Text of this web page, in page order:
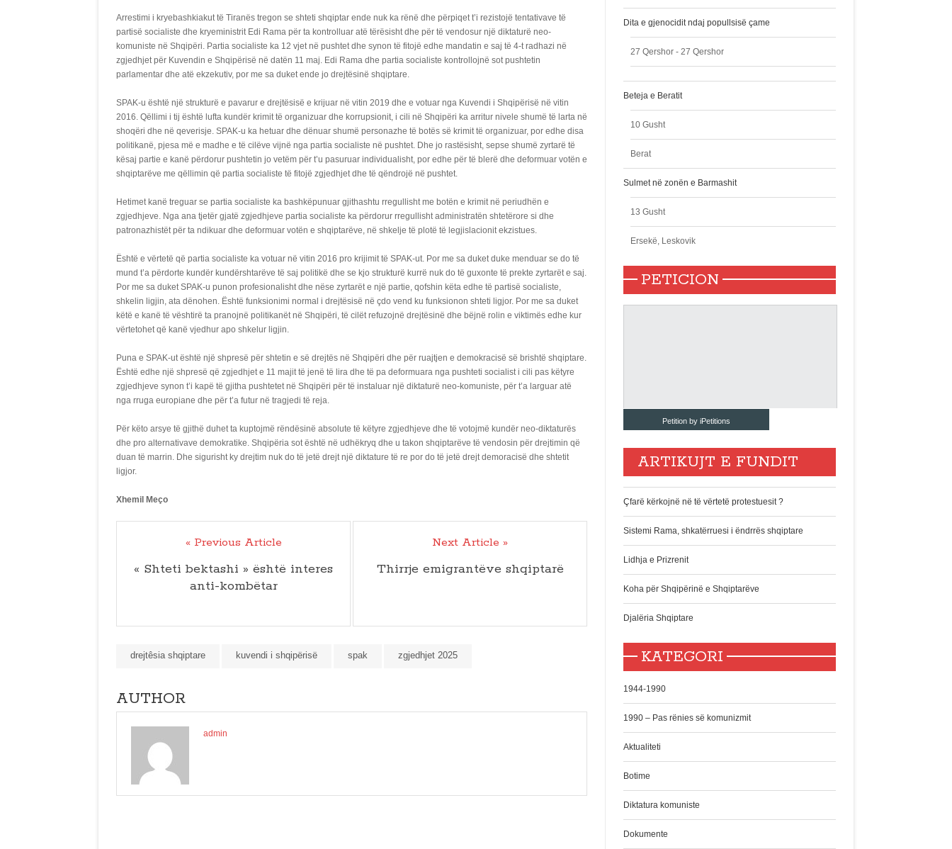
Arrestimi i kryebashkiakut të Tiranës tregon se shteti shqiptar ende nuk ka rënë dhe përpiqet t’i rezistojë tentativave të
partisë socialiste dhe kryeministrit Edi Rama për ta kontrolluar atë tërësisht dhe për të vendosur një diktaturë neo-
komuniste në Shqipëri. Partia socialiste ka 12 vjet në pushtet dhe synon të fitojë edhe mandatin e saj të 4-t radhazi në
zgjedhjet për Kuvendin e Shqipërisë në datën 11 maj. Edi Rama dhe partia socialiste kontrollojnë sot pushtetin
parlamentar dhe atë ekzekutiv, por me sa duket ende jo drejtësinë shqiptare.
SPAK-u është një strukturë e pavarur e drejtësisë e krijuar në vitin 2019 dhe e votuar nga Kuvendi i Shqipërisë në vitin
2016. Qëllimi i tij është lufta kundër krimit të organizuar dhe korrupsionit, i cili në Shqipëri ka arritur nivele shumë të larta në
shoqëri dhe në qeverisje. SPAK-u ka hetuar dhe dënuar shumë personazhe të botës së krimit të organizuar, por edhe disa
politikanë, pjesa më e madhe e të cilëve vijnë nga partia socialiste në pushtet. Dhe jo rastësisht, sepse shumë zyrtarë të
kësaj partie e kanë përdorur pushtetin jo vetëm për t’u pasuruar individualisht, por edhe për të blerë dhe deformuar votën e
shqiptarëve me qëllimin që partia socialiste të fitojë zgjedhjet dhe të qëndrojë në pushtet.
Hetimet kanë treguar se partia socialiste ka bashkëpunuar gjithashtu rregullisht me botën e krimit në periudhën e
zgjedhjeve. Nga ana tjetër gjatë zgjedhjeve partia socialiste ka përdorur rregullisht administratën shtetërore si dhe
patronazhistët për ta ndikuar dhe deformuar votën e shqiptarëve, në shkelje të plotë të legjislacionit ekzistues.
Është e vërtetë që partia socialiste ka votuar në vitin 2016 pro krijimit të SPAK-ut. Por me sa duket duke menduar se do të
mund t’a përdorte kundër kundërshtarëve të saj politikë dhe se kjo strukturë kurrë nuk do të guxonte të prekte zyrtarët e saj.
Por me sa duket SPAK-u punon profesionalisht dhe nëse zyrtarët e një partie, qofshin këta edhe të partisë socialiste,
shkelin ligjin, ata dënohen. Është funksionimi normal i drejtësisë në çdo vend ku funksionon shteti ligjor. Por me sa duket
këtë e kanë të vështirë ta pranojnë politikanët në Shqipëri, të cilët refuzojnë drejtësinë dhe bëjnë rolin e viktimës edhe kur
vërtetohet që kanë vjedhur apo shkelur ligjin.
Puna e SPAK-ut është një shpresë për shtetin e së drejtës në Shqipëri dhe për ruajtjen e demokracisë së brishtë shqiptare.
Është edhe një shpresë që zgjedhjet e 11 majit të jenë të lira dhe të pa deformuara nga pushteti socialist i cili pas këtyre
zgjedhjeve synon t’i kapë të gjitha pushtetet në Shqipëri për të instaluar një diktaturë neo-komuniste, për t’a larguar atë
nga rruga europiane dhe për t’a futur në tragjedi të reja.
Për këto arsye të gjithë duhet ta kuptojmë rëndësinë absolute të këtyre zgjedhjeve dhe të votojmë kundër neo-diktaturës
dhe pro alternativave demokratike. Shqipëria sot është në udhëkryq dhe u takon shqiptarëve të vendosin për drejtimin që
duan të marrin. Dhe sigurisht ky drejtim nuk do të jetë drejt një diktature të re por do të jetë drejt demoracisë dhe shtetit
ligjor.
Xhemil Meço
« Previous Article
« Shteti bektashi » është interes
anti-kombëtar
Next Article »
Thirrje emigrantëve shqiptarë
drejtêsia shqiptare kuvendi i shqipërisë spak zgjedhjet 2025
AUTHOR
admin
Dita e gjenocidit ndaj popullsisë çame
27 Qershor - 27 Qershor
Beteja e Beratit
10 Gusht
Berat
Sulmet në zonën e Barmashit
13 Gusht
Ersekë, Leskovik
PETICION
Petition by iPetitions
ARTIKUJT E FUNDIT
Çfarë kërkojnë në të vërtetë protestuesit ?
Sistemi Rama, shkatërruesi i ëndrrës shqiptare
Lidhja e Prizrenit
Koha për Shqipërinë e Shqiptarëve
Djalëria Shqiptare
KATEGORI
1944-1990
1990 – Pas rënies së komunizmit
Aktualiteti
Botime
Diktatura komuniste
Dokumente